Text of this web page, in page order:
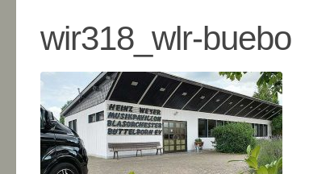
wir318_wlr-buebo